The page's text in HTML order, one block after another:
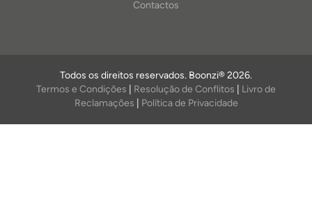
Contactos
Todos os direitos reservados. Boonzi® 2026.
Termos e Condições
Resolução de Conflitos
Livro de
Reclamações
Política de Privacidade